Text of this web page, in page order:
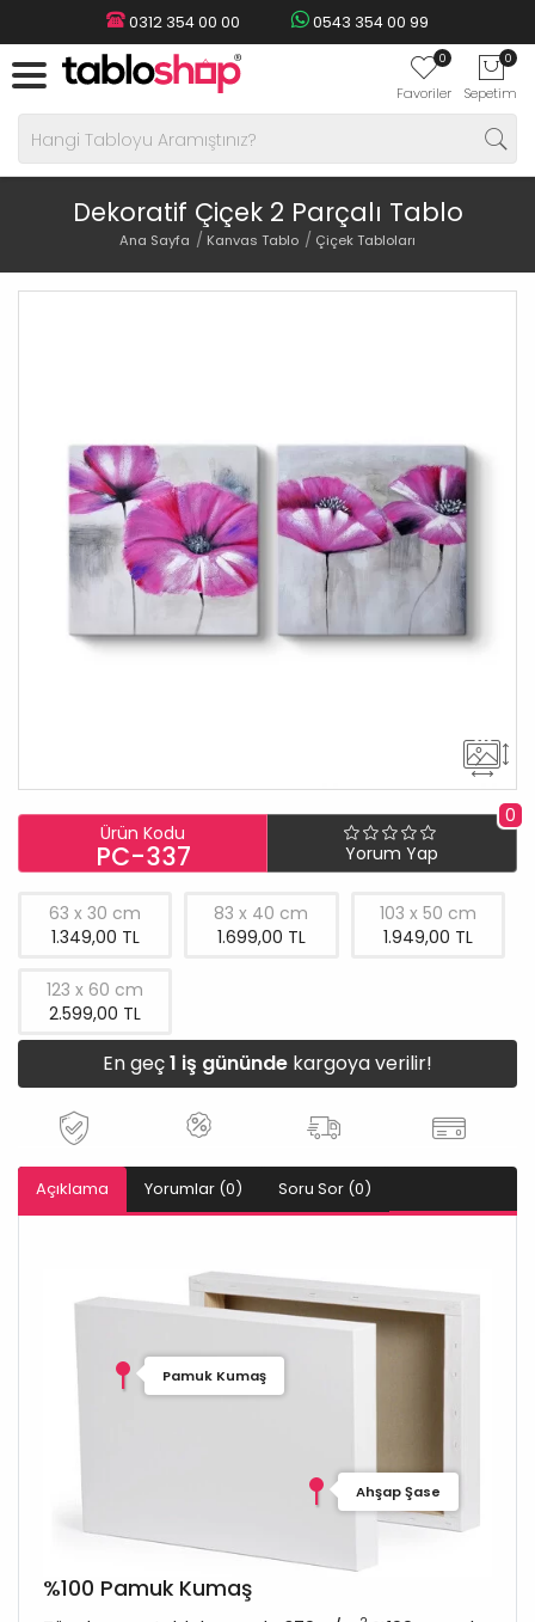
0312 354 00 00 0543 354 00 99
0
Favoriler
0
Sepetim
Dekoratif Çiçek 2 Parçalı Tablo
Ana Sayfa Kanvas Tablo Çiçek Tabloları
Ürün Kodu
PC-337
0
Yorum Yap
63 x 30 cm
1.349,00 TL
83 x 40 cm
1.699,00 TL
103 x 50 cm
1.949,00 TL
123 x 60 cm
2.599,00 TL
En geç1 iş gününde kargoya verilir!
Açıklama Yorumlar (0) Soru Sor (0)
Pamuk Kumaş
Ahşap Şase
%100 Pamuk Kumaş